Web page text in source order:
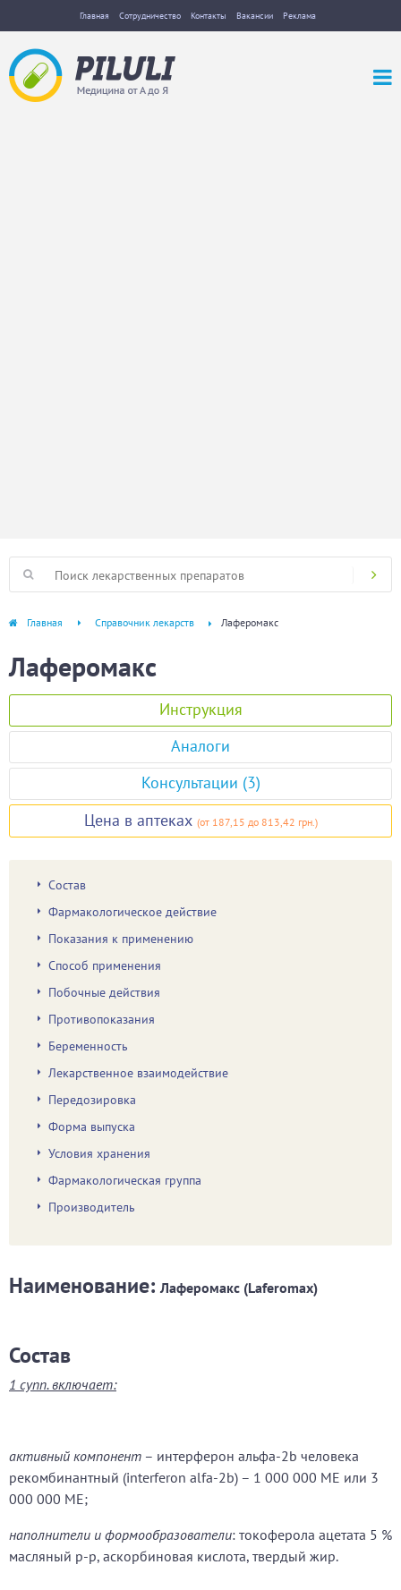
Главная Сотрудничество Контакты Вакансии Реклама
Главная Справочник лекарств Лаферомакс
Лаферомакс
Инструкция
Аналоги
Консультации (3)
Цена в аптеках (от 187,15 до 813,42 грн.)
Состав
Фармакологическое действие
Показания к применению
Способ применения
Побочные действия
Противопоказания
Беременность
Лекарственное взаимодействие
Передозировка
Форма выпуска
Условия хранения
Фармакологическая группа
Производитель
Наименование:Лаферомакс (Laferomax)
Состав
1 супп. включает:
активный компонент – интерферон альфа-2b человека
рекомбинантный (interferon alfa-2b) – 1 000 000 МЕ или 3
000 000 МЕ;
наполнители и формообразователи: токоферола ацетата 5 %
масляный р-р, аскорбиновая кислота, твердый жир.